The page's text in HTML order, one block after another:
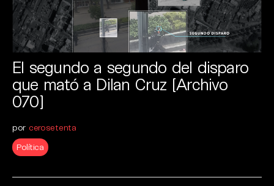
El segundo a segundo del disparo
que mató a Dilan Cruz [Archivo
070]
por cerosetenta
Política